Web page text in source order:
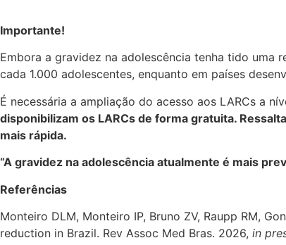
Importante!
Embora a gravidez na adolescência tenha tido uma
cada 1.000 adolescentes, enquanto em países
É necessária a ampliação do acesso aos LARCs a
disponibilizam os LARCs de forma gratuita.
mais rápida.
“A gravidez na adolescência atualmente é mais
Referências
Monteiro DLM, Monteiro IP, Bruno ZV, Raupp RM,
reduction in Brazil. Rev Assoc Med Bras. 2026, in